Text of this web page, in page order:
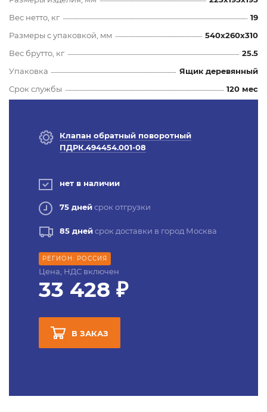
Вес нетто, кг
19
Размеры с упаковкой, мм
540x260x310
Вес брутто, кг
25.5
Упаковка
Ящик деревянный
Срок службы
120 мес
Клапан обратный поворотный
ПДРК.494454.001-08
нет в наличии
75 днейсрок отгрузки
85 днейсрок доставки в город Москва
РЕГИОН: РОССИЯ
Цена, НДС включен
33 428 ₽
В ЗАКАЗ